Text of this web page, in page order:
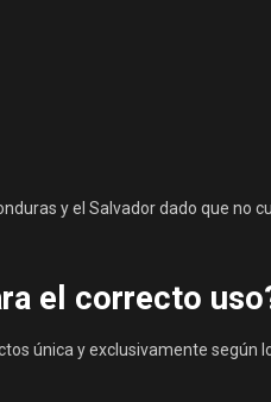
y el Salvador dado que no
el correcto
única y exclusivamente según